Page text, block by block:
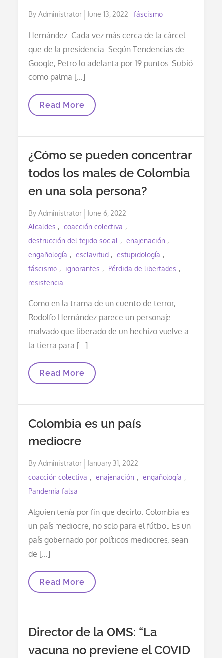
Santuario
Flora
Fauna
De
Iguaque
ByAdministrator
Posted
June 13, 2022 fáscismo
Hernández: Cada vez más cerca de la cárcel
que de la presidencia: Según Tendencias de
Google, Petro lo adelanta por 19 puntos. Subió
como palma […]
El
Read More
¿Cómo se pueden concentrar
todos los males de Colombia
en una sola persona?
ByAdministrator
Posted
on
June 6, 2022
Alcaldes
coacción colectiva
destrucción del tejido social
enajenación
engañología
esclavitud
estupidología
fáscismo
ignorantes
Pérdida de libertades
resistencia
Como en la trama de un cuento de terror,
Rodolfo Hernández parece un personaje
malvado que liberado de un hechizo vuelve a
la tierra para […]
¿Cómo
Todos
Males
Colombia
En
Sola
Persona?
Read More
Colombia es un país
mediocre
ByAdministrator
Posted
January 31, 2022
coacción colectiva
enajenación
engañología
Pandemia falsa
Alguien tenía por fin que decirlo. Colombia es
un país mediocre, no solo para el fútbol. Es un
país gobernado por políticos mediocres, sean
de […]
Colombia
Mediocre
Read More
Director de la OMS: “La
vacuna no previene el COVID